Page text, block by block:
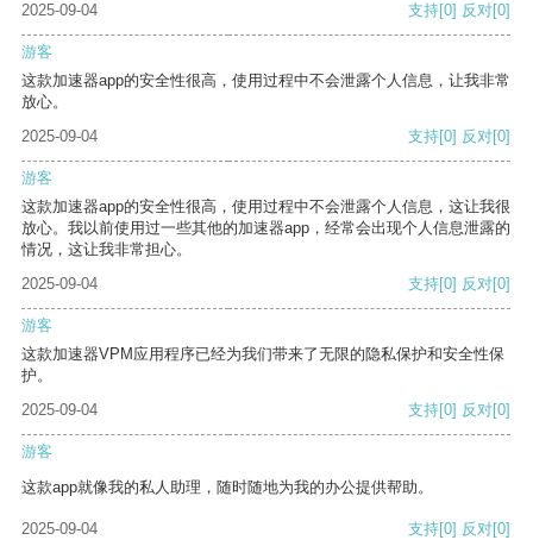
2025-09-04
支持[0] 反对[0]
游客
这款加速器app的安全性很高，使用过程中不会泄露个人信息，让我非常
放心。
2025-09-04
支持[0] 反对[0]
游客
这款加速器app的安全性很高，使用过程中不会泄露个人信息，这让我很
放心。我以前使用过一些其他的加速器app，经常会出现个人信息泄露的
情况，这让我非常担心。
2025-09-04
支持[0] 反对[0]
游客
这款加速器VPM应用程序已经为我们带来了无限的隐私保护和安全性保
护。
2025-09-04
支持[0] 反对[0]
游客
这款app就像我的私人助理，随时随地为我的办公提供帮助。
2025-09-04 支持[0] 反对[0]